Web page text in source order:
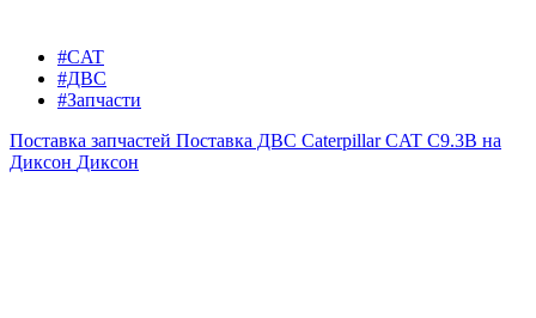
#CAT
#ДВС
#Запчасти
Поставка запчастей Поставка ДВС Caterpillar CAT C9.3B на
Диксон Диксон